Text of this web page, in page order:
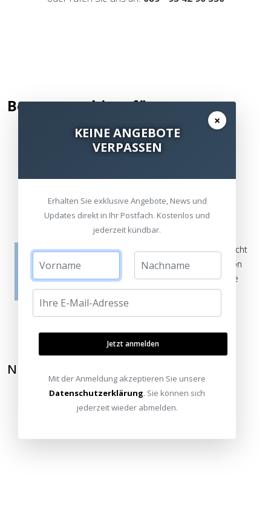
Bewertung hinzufügen
Die Bewertungen werden vor ihrer Veröffentlichung nicht
auf ihre Echtheit überprüft. Sie können daher auch von
Verbrauchern stammen, die die bewerteten Produkte
tatsächlich gar nicht erworben/genutzt haben.
NEWSLETTER ABONNIEREN
×
KEINE ANGEBOTE
VERPASSEN
Erhalten Sie exklusive Angebote, News und
Updates direkt in Ihr Postfach. Kostenlos und
jederzeit kündbar.
Jetzt anmelden
Mit der Anmeldung akzeptieren Sie unsere
Datenschutzerklärung. Sie können sich
jederzeit wieder abmelden.